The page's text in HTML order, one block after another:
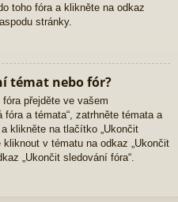
toho fóra a klikněte na odkaz
stránky.
témat nebo fór?
přejděte ve vašem
fóra a témata“, zatrhněte témata a
klikněte na tlačítko „Ukončit
v tématu na odkaz „Ukončit
„Ukončit sledování fóra“.